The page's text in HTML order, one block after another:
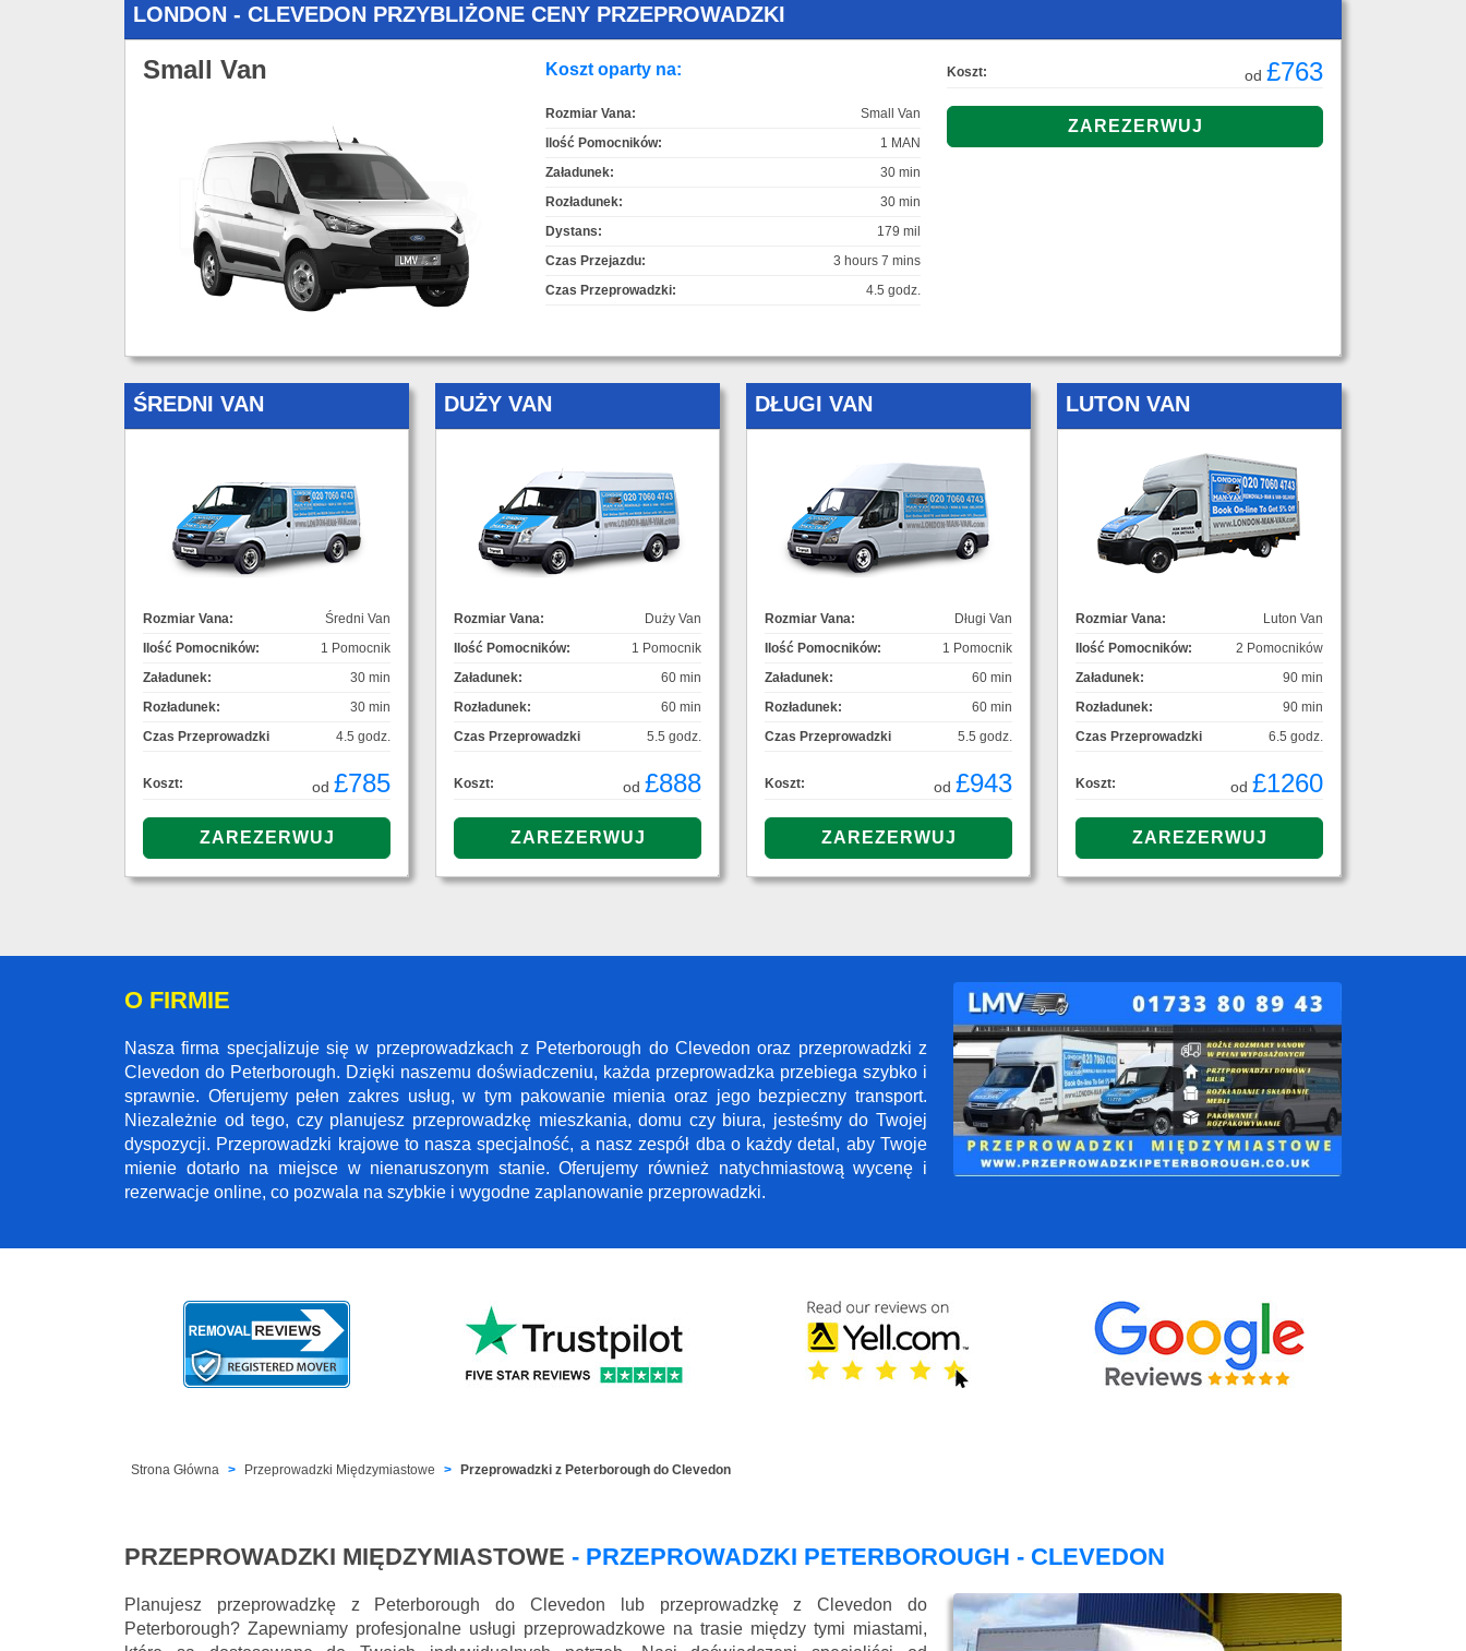
LONDON - CLEVEDON PRZYBLIŻONE CENY PRZEPROWADZKI
Small Van Koszt oparty na:
Rozmiar Vana:
Small Van
Ilość Pomocników:
1 MAN
Załadunek:
30 min
Rozładunek:
30 min
Dystans:
179 mil
Czas Przejazdu:
3 hours 7 mins
Czas Przeprowadzki:
4.5 godz.
Koszt: od £763
ŚREDNI VAN
Rozmiar Vana:
Średni Van
Ilość Pomocników:
1 Pomocnik
Załadunek:
30 min
Rozładunek:
30 min
Czas Przeprowadzki
4.5 godz.
Koszt: od £785
DUŻY VAN
Rozmiar Vana:
Duży Van
Ilość Pomocników:
1 Pomocnik
Załadunek:
60 min
Rozładunek:
60 min
Czas Przeprowadzki
5.5 godz.
Koszt: od £888
DŁUGI VAN
Rozmiar Vana:
Długi Van
Ilość Pomocników:
1 Pomocnik
Załadunek:
60 min
Rozładunek:
60 min
Czas Przeprowadzki
5.5 godz.
Koszt: od £943
LUTON VAN
Rozmiar Vana:
Luton Van
Ilość Pomocników:
2 Pomocników
Załadunek:
90 min
Rozładunek:
90 min
Czas Przeprowadzki
6.5 godz.
Koszt: od £1260
O FIRMIE
Nasza firma specjalizuje się w przeprowadzkach z Peterborough do Clevedon oraz przeprowadzki z
Clevedon do Peterborough. Dzięki naszemu doświadczeniu, każda przeprowadzka przebiega szybko i
sprawnie. Oferujemy pełen zakres usług, w tym pakowanie mienia oraz jego bezpieczny transport.
Niezależnie od tego, czy planujesz przeprowadzkę mieszkania, domu czy biura, jesteśmy do Twojej
dyspozycji. Przeprowadzki krajowe to nasza specjalność, a nasz zespół dba o każdy detal, aby Twoje
mienie dotarło na miejsce w nienaruszonym stanie. Oferujemy również natychmiastową wycenę i
rezerwacje online, co pozwala na szybkie i wygodne zaplanowanie przeprowadzki.
Strona Główna Przeprowadzki Międzymiastowe Przeprowadzki z Peterborough do Clevedon
PRZEPROWADZKI MIĘDZYMIASTOWE - PRZEPROWADZKI PETERBOROUGH - CLEVEDON
Planujesz przeprowadzkę z Peterborough do Clevedon lub przeprowadzkę z Clevedon do
Peterborough? Zapewniamy profesjonalne usługi przeprowadzkowe na trasie między tymi miastami,